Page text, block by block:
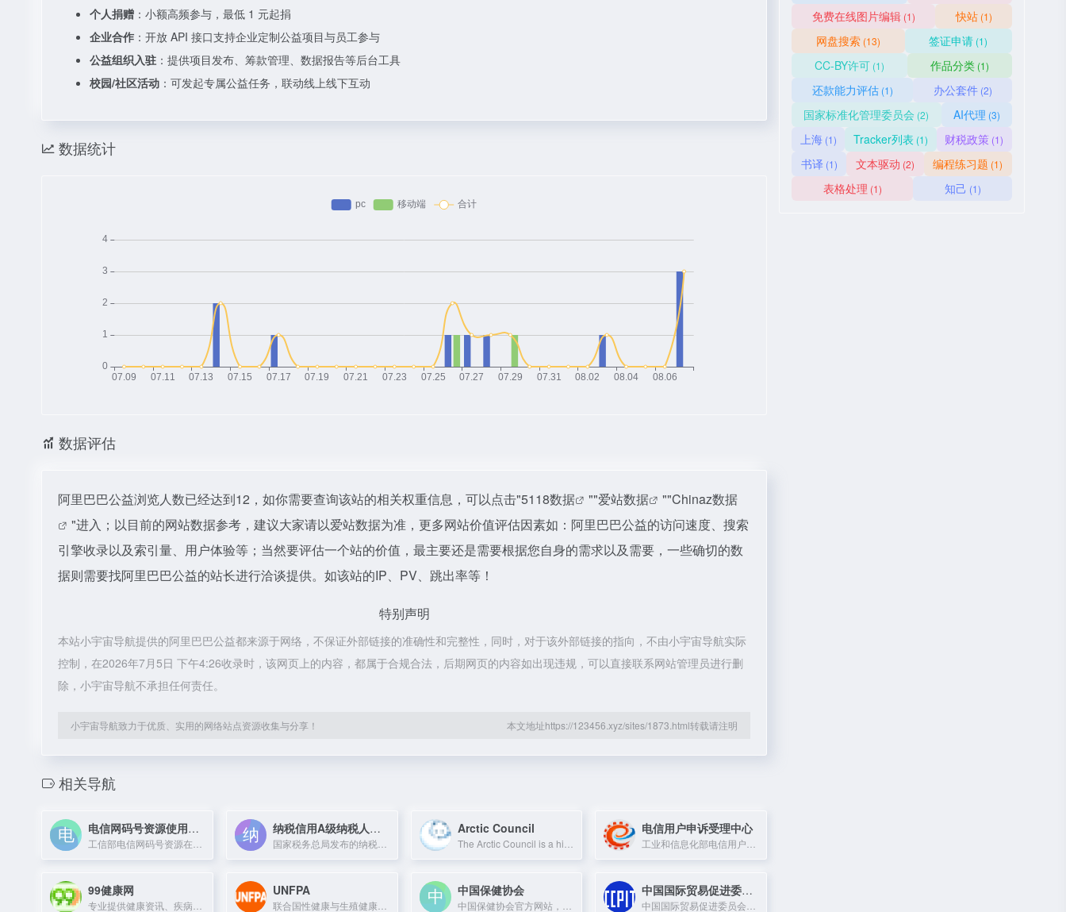
个人捐赠 ：小额高频参与，最低 1 元起捐
企业合作 ：开放 API 接口支持企业定制公益项目与员工参与
公益组织入驻 ：提供项目发布、筹款管理、数据报告等后台工具
校园/社区活动 ：可发起专属公益任务，联动线上线下互动
数据统计
数据评估
阿里巴巴公益浏览人数已经达到12，如你需要查询该站的相关权重信息，可以点击"5118数据 ""爱站数据 ""Chinaz数据
"进入；以目前的网站数据参考，建议大家请以爱站数据为准，更多网站价值评估因素如：阿里巴巴公益的访问速度、搜索
引擎收录以及索引量、用户体验等；当然要评估一个站的价值，最主要还是需要根据您自身的需求以及需要，一些确切的数
据则需要找阿里巴巴公益的站长进行洽谈提供。如该站的IP、PV、跳出率等！
特别声明
本站小宇宙导航提供的阿里巴巴公益都来源于网络，不保证外部链接的准确性和完整性，同时，对于该外部链接的指向，不由小宇宙导航实际
控制，在2026年7月5日 下午4:26收录时，该网页上的内容，都属于合规合法，后期网页的内容如出现违规，可以直接联系网站管理员进行删
除，小宇宙导航不承担任何责任。
小宇宙导航致力于优质、实用的网络站点资源收集与分享！ 本文地址https://123456.xyz/sites/1873.html转载请注明
相关导航
电信网码号资源使用和调整审批系统 纳税信用A级纳税人名单公布栏 Arctic Council 电信用户申诉受理中心
99健康网 UNFPA 中国保健协会 中国国际贸易促进委员会
免费在线图片编辑 (1) 快站(1)
网盘搜索(13) 签证申请 (1)
CC-BY许可 (1) 作品分类 (1)
还款能力评估(1) 办公套件(2)
国家标准化管理委员会 (2) AI代理 (3)
上海(1) Tracker列表 (1) 财税政策 (1)
书译 (1) 文本驱动 (2) 编程练习题 (1)
表格处理 (1) 知己 (1)